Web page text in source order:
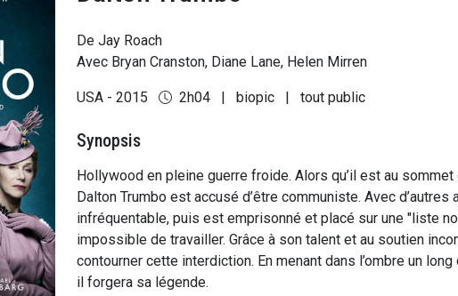
De Jay Roach
Avec Bryan Cranston, Diane Lane, Helen Mirren
USA - 2015 2h04 | biopic | tout public
Synopsis
Hollywood en pleine guerre froide. Alors qu’il est au
Dalton Trumbo est accusé d’être communiste. Avec
infréquentable, puis est emprisonné et placé sur une "liste
impossible de travailler. Grâce à son talent et au soutien
contourner cette interdiction. En menant dans l’ombre un
il forgera sa légende.